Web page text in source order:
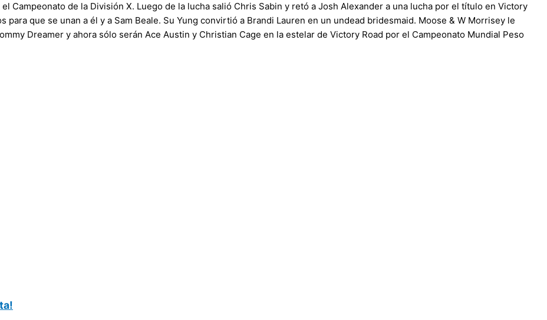
Campeonato de la División X. Luego de la lucha salió Chris Sabin y retó a Josh Alexander a una lucha por el título en Victory
que se unan a él y a Sam Beale. Su Yung convirtió a Brandi Lauren en un undead bridesmaid. Moose & W Morrisey le
Dreamer y ahora sólo serán Ace Austin y Christian Cage en la estelar de Victory Road por el Campeonato Mundial Peso